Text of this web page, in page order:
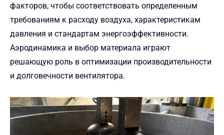
факторов, чтобы соответствовать определенным
требованиям к расходу воздуха, характеристикам
давления и стандартам энергоэффективности.
Аэродинамика и выбор материала играют
решающую роль в оптимизации производительности
и долговечности вентилятора.